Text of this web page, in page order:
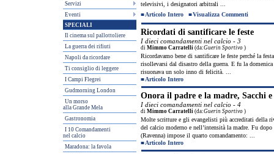
Servizi
Eventi
SPECIALI
Il cinema sul pallottoliere
La guerra dei rifiuti
Napoli da ricordare
Ti consiglio di leggere
I Campi Flegrei
Gudmorning London
Un morso
alla Grande Mela
Gastronomia
I 10 Comandamenti
nel calcio
Maradona: la favola
televisivi, i designatori arbitrali ...
■ Articolo Intero ■Visualizza Commenti
Ricordati di santificare le feste
I dieci comandamenti nel calcio - 3
di Mimmo Carratelli (da:Guerin Sportivo )
Ricordavamo bene di santificare le feste perché la
risollevarsi dal disastro della guerra. E fu la
risuonava un solo inno di felicità. ...
■ Articolo Intero
Onora il padre e la madre, Sacchi e
I dieci comandamenti nel calcio - 4
di Mimmo Carratelli (da:Guerin Sportivo )
Molte scritture e gli evangelisti più accreditati della
del calcio moderno e nell’intensità la madre. Fu
(Ravenna) impose il quarto comandamento: ...
■ Articolo Intero